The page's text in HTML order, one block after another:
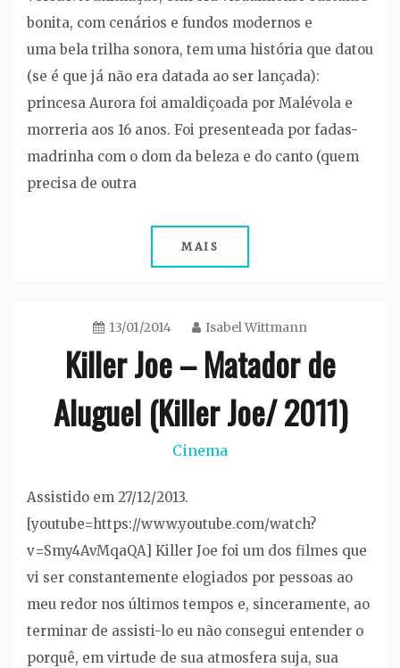
bonita, com cenários e fundos modernos e
uma bela trilha sonora, tem uma história que datou
(se é que já não era datada ao ser lançada):
princesa Aurora foi amaldiçoada por Malévola e
morreria aos 16 anos. Foi presenteada por fadas-
madrinha com o dom da beleza e do canto (quem
precisa de outra
MAIS
13/01/2014 Isabel Wittmann
Killer Joe – Matador de
Aluguel (Killer Joe/ 2011)
Cinema
Assistido em 27/12/2013.
[youtube=https://www.youtube.com/watch?
v=Smy4AvMqaQA] Killer Joe foi um dos filmes que
vi ser constantemente elogiados por pessoas ao
meu redor nos últimos tempos e, sinceramente, ao
terminar de assisti-lo eu não consegui entender o
porquê, em virtude de sua atmosfera suja, sua